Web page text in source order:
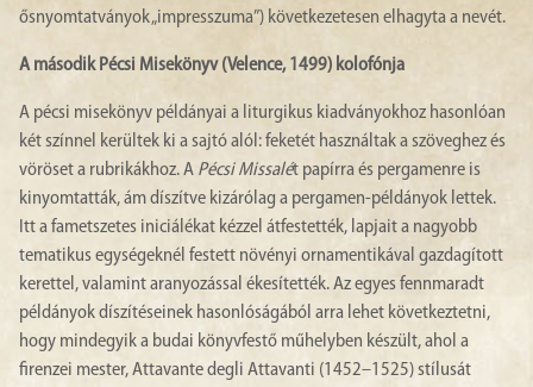
ősnyomtatványok „impresszuma”) következetesen elhagyta a nevét.
A második Pécsi Misekönyv (Velence, 1499) kolofónja
A pécsi misekönyv példányai a liturgikus kiadványokhoz hasonlóan
két színnel kerültek ki a sajtó alól: feketét használtak a szöveghez és
vöröset a rubrikákhoz. A Pécsi Missalét papírra és pergamenre is
kinyomtatták, ám díszítve kizárólag a pergamen-példányok lettek.
Itt a fametszetes iniciálékat kézzel átfestették, lapjait a nagyobb
tematikus egységeknél festett növényi ornamentikával gazdagított
kerettel, valamint aranyozással ékesítették. Az egyes fennmaradt
példányok díszítéseinek hasonlóságából arra lehet következtetni,
hogy mindegyik a budai könyvfestő műhelyben készült, ahol a
firenzei mester, Attavante degli Attavanti (1452–1525) stílusát